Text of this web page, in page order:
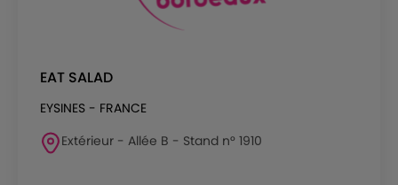
EAT SALAD
EYSINES - FRANCE
Extérieur - Allée B - Stand n° 1910